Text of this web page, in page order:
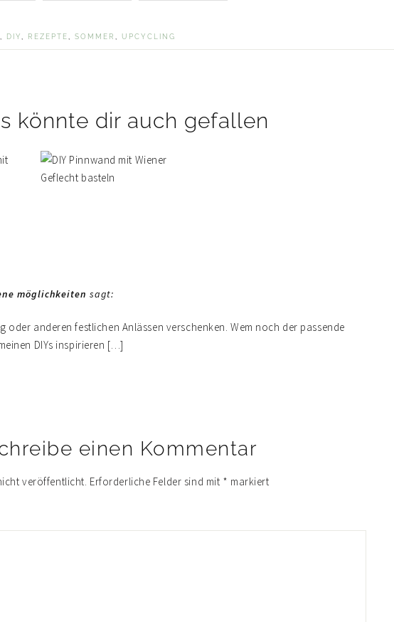
DIY REZEPTE SOMMER UPCYCLING
könnte dir auch gefallen
möglichkeiten sagt:
anderen festlichen Anlässen verschenken. Wem noch der passende
DIYs inspirieren […]
einen Kommentar
veröffentlicht. Erforderliche Felder sind mit * markiert